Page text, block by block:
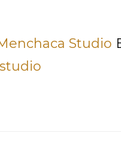
Studio